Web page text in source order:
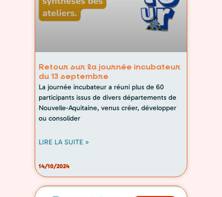
Retour sur la journée incubateur
du 13 septembre
La journée incubateur a réuni plus de 60
participants issus de divers départements de
Nouvelle-Aquitaine, venus créer, développer
ou consolider
LIRE LA SUITE »
14/10/2024